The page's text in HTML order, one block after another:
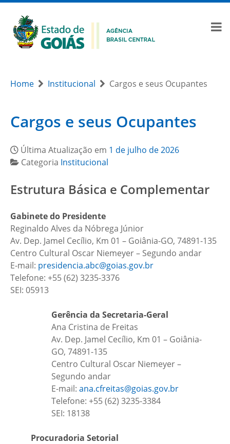
Home Institucional Cargos e seus Ocupantes
Cargos e seus Ocupantes
Última Atualização em 1 de julho de 2026
Categoria Institucional
Estrutura Básica e Complementar
Gabinete do Presidente
Reginaldo Alves da Nóbrega Júnior
Av. Dep. Jamel Cecílio, Km 01 – Goiânia-GO, 74891-135
Centro Cultural Oscar Niemeyer – Segundo andar
E-mail: presidencia.abc@goias.gov.br
Telefone: +55 (62) 3235-3376
SEI: 05913
Gerência da Secretaria-Geral
Ana Cristina de Freitas
Av. Dep. Jamel Cecílio, Km 01 – Goiânia-
GO, 74891-135
Centro Cultural Oscar Niemeyer –
Segundo andar
E-mail: ana.cfreitas@goias.gov.br
Telefone: +55 (62) 3235-3384
SEI: 18138
Procuradoria Setorial